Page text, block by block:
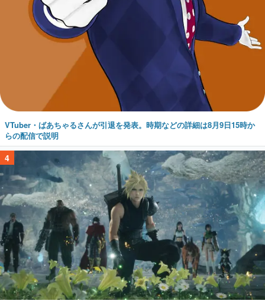
VTuber・ばあちゃるさんが引退を発表。時期などの詳細は8月9日15時か
らの配信で説明
4